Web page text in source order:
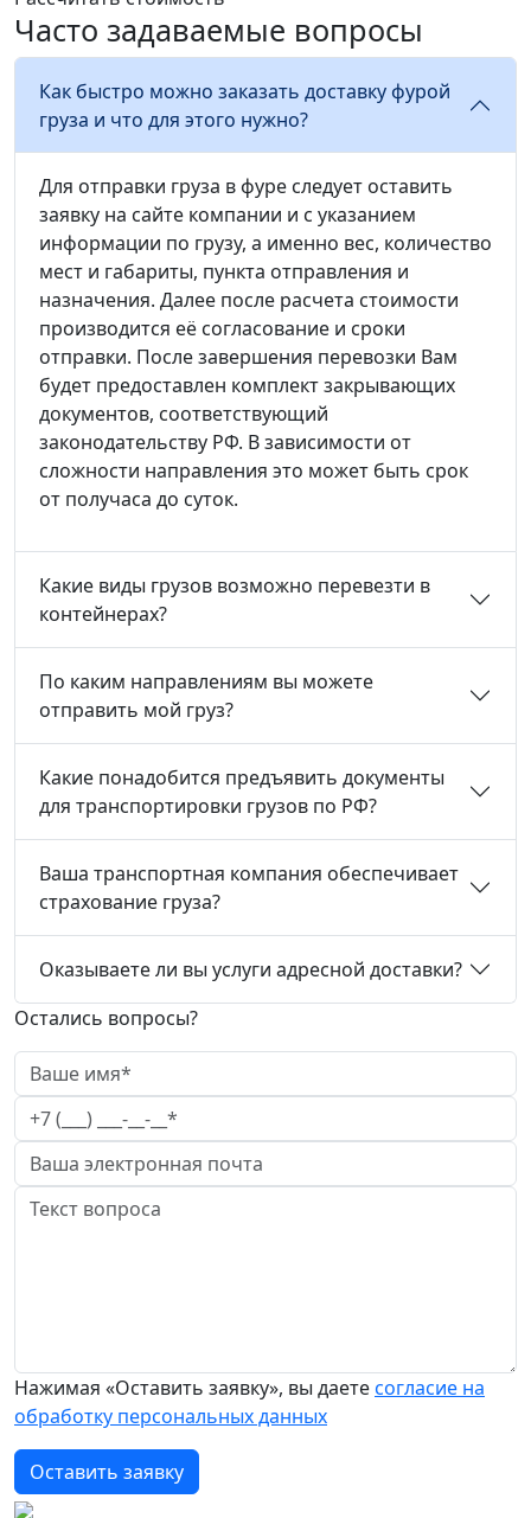
Часто задаваемые вопросы
Как быстро можно заказать доставку фурой
груза и что для этого нужно?
Для отправки груза в фуре следует оставить
заявку на сайте компании и с указанием
информации по грузу, а именно вес, количество
мест и габариты, пункта отправления и
назначения. Далее после расчета стоимости
производится её согласование и сроки
отправки. После завершения перевозки Вам
будет предоставлен комплект закрывающих
документов, соответствующий
законодательству РФ. В зависимости от
сложности направления это может быть срок
от получаса до суток.
Какие виды грузов возможно перевезти в
контейнерах?
По каким направлениям вы можете
отправить мой груз?
Какие понадобится предъявить документы
для транспортировки грузов по РФ?
Ваша транспортная компания обеспечивает
страхование груза?
Оказываете ли вы услуги адресной доставки?
Остались вопросы?
Нажимая «Оставить заявку», вы даетесогласие на
обработку персональных данных
Оставить заявку